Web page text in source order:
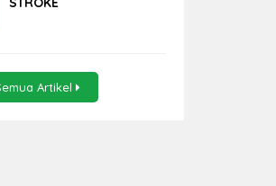
Artikel